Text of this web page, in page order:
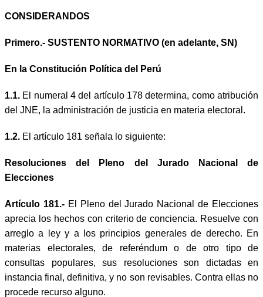
CONSIDERANDOS
Primero.- SUSTENTO NORMATIVO (en adelante, SN)
En la Constitución Política del Perú
1.1. El numeral 4 del artículo 178 determina, como atribución
del JNE, la administración de justicia en materia electoral.
1.2. El artículo 181 señala lo siguiente:
Resoluciones del Pleno del Jurado Nacional de
Elecciones
Artículo 181.- El Pleno del Jurado Nacional de Elecciones
aprecia los hechos con criterio de conciencia. Resuelve con
arreglo a ley y a los principios generales de derecho. En
materias electorales, de referéndum o de otro tipo de
consultas populares, sus resoluciones son dictadas en
instancia final, definitiva, y no son revisables. Contra ellas no
procede recurso alguno.